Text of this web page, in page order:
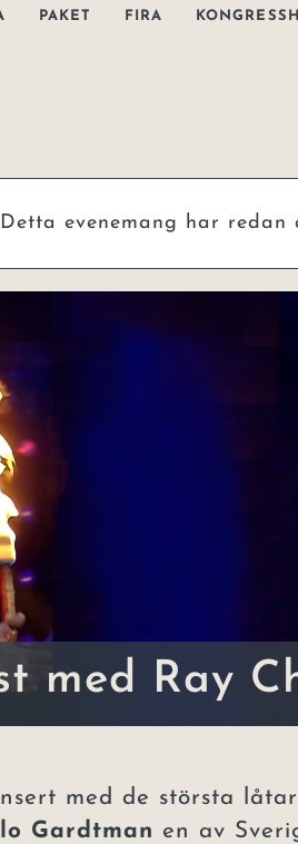
PAKET FIRA
Detta evenemang har redan
med Ray
med de största
Gardtman en av